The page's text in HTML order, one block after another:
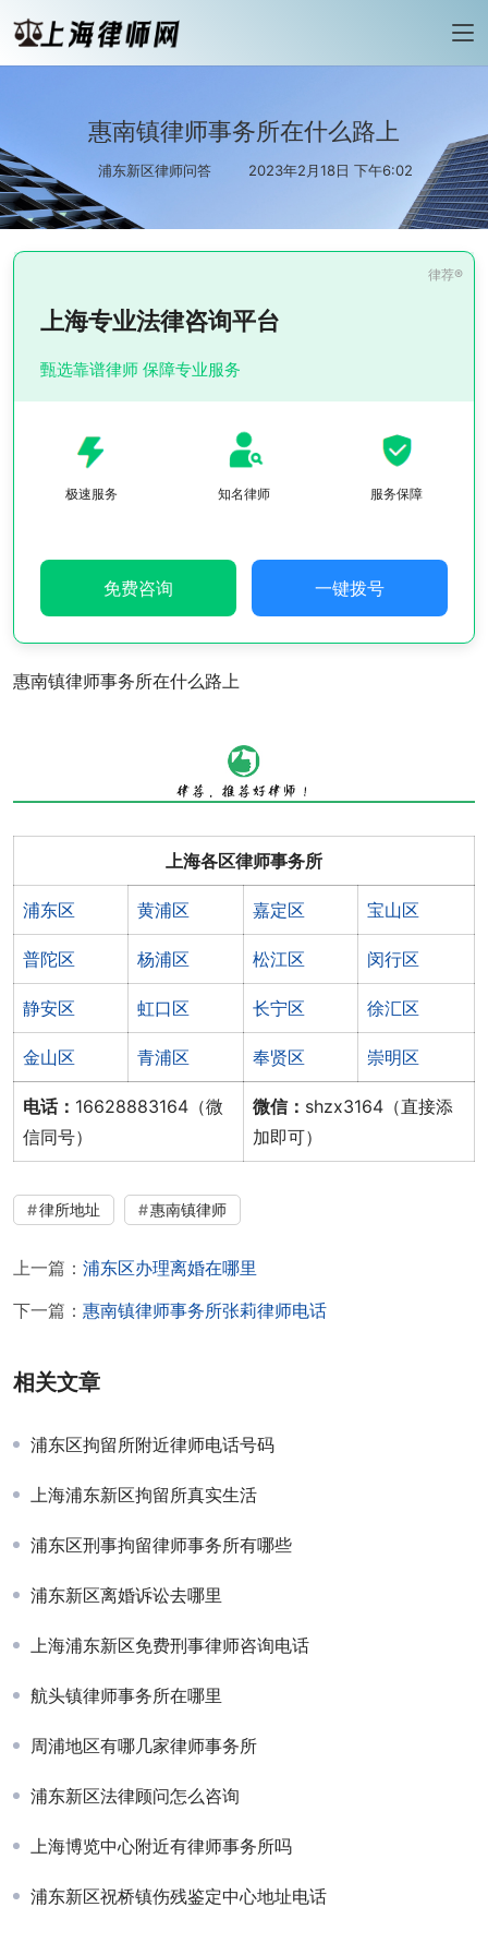
惠南镇律师事务所在什么路上
浦东新区律师问答 2023年2月18日 下午6:02
上海专业法律咨询平台
甄选靠谱律师 保障专业服务
极速服务 知名律师 服务保障
免费咨询 一键拨号
惠南镇律师事务所在什么路上
上海各区律师事务所
浦东区 黄浦区 嘉定区 宝山区
普陀区 杨浦区 松江区 闵行区
静安区 虹口区 长宁区 徐汇区
金山区 青浦区 奉贤区 崇明区
电话： 16628883164（微
信同号）
微信： shzx3164（直接添
加即可）
律所地址 惠南镇律师
上一篇： 浦东区办理离婚在哪里
下一篇： 惠南镇律师事务所张莉律师电话
相关文章
浦东区拘留所附近律师电话号码
上海浦东新区拘留所真实生活
浦东区刑事拘留律师事务所有哪些
浦东新区离婚诉讼去哪里
上海浦东新区免费刑事律师咨询电话
航头镇律师事务所在哪里
周浦地区有哪几家律师事务所
浦东新区法律顾问怎么咨询
上海博览中心附近有律师事务所吗
浦东新区祝桥镇伤残鉴定中心地址电话